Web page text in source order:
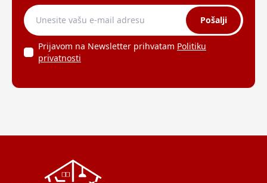
Pošalji
Prijavom na Newsletter prihvatam Politiku
privatnosti